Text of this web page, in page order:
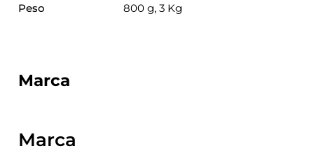
Peso 800 g, 3 Kg
Marca
Marca